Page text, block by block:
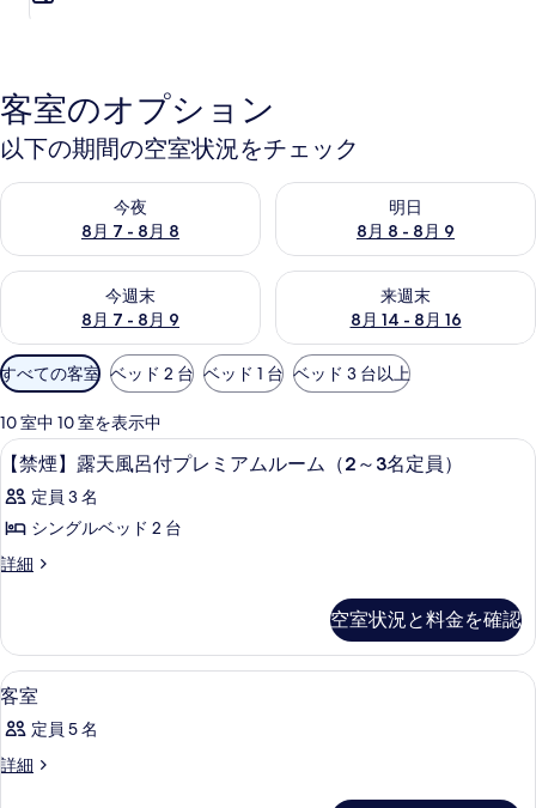
真
ギ
ャ
リ
ー
客室のオプション
以下の期間の空室状況をチェック
今夜
8月 7 - 8月 8
今夜 8月 7 - 8月 8 の空室状況をチェック
明日
8月 8 - 8月 9
明日 8月 8 - 8月 9 の空室状況
今週末
8月 7 - 8月 9
今週末 8月 7 - 8月 9 の空室状況をチェック
来週末
8月 14 - 8月 16
来週末 8月 14 - 8月 16 の空室
利
用
可
能
な
客
室
の
絞
み
条
件
すべての客室 ベッド 2 台 ベッド 1 台 ベッド 3 台以上
10 室中 10 室を表示中
【禁
煙】
露
風
付
プ
レ
ミ
ア
1
【禁煙】露天風呂付プレミアムルーム（2～3名定員）
定員 3 名
シングルベッド 2 台
詳細
【禁
風
呂
付
レ
ミ
ア
空室状況と料金を確認
客
室
す
1
客室
定員 5 名
詳細
客